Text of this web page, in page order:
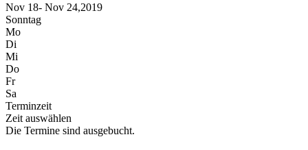
Nov 18- Nov 24,2019
Sonntag
Mo
Di
Mi
Do
Fr
Sa
Terminzeit
Zeit auswählen
Die Termine sind ausgebucht.